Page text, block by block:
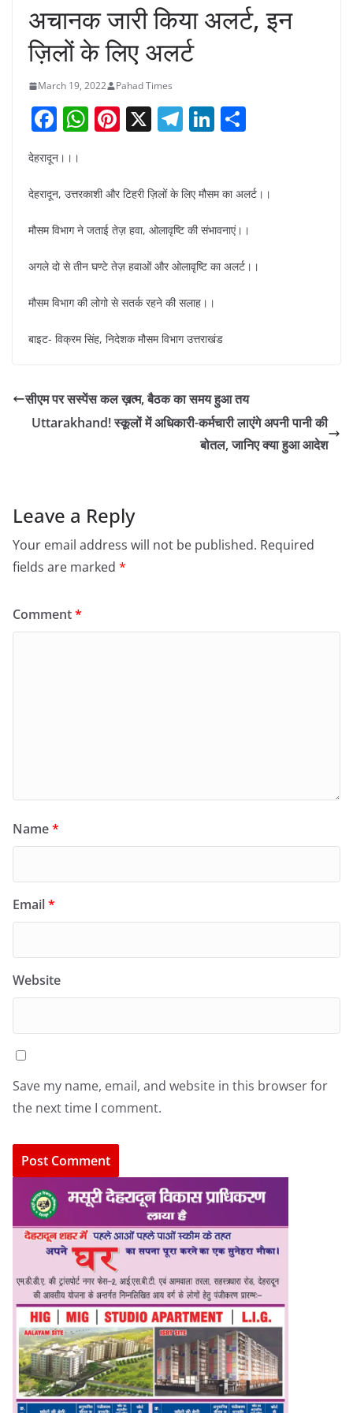
अचानक जारी किया अलर्ट, इन
ज़िलों के लिए अलर्ट
March 19, 2022 Pahad Times
F
c
e
b
o
o
k
W
s
A
p
p
Pi
e
st
X T
gr
a
m
Li
e
dI
n
e
देहरादून।।।
देहरादून, उत्तरकाशी और टिहरी ज़िलों के लिए मौसम का अलर्ट।।
मौसम विभाग ने जताई तेज़ हवा, ओलावृष्टि की संभावनाएं।।
अगले दो से तीन घण्टे तेज़ हवाओं और ओलावृष्टि का अलर्ट।।
मौसम विभाग की लोगो से सतर्क रहने की सलाह।।
बाइट- विक्रम सिंह, निदेशक मौसम विभाग उत्तराखंड
सीएम पर सस्पेंस कल ख़त्म, बैठक का समय हुआ तय
Uttarakhand! स्कूलों में अधिकारी-कर्मचारी लाएंगे अपनी पानी की
बोतल, जानिए क्या हुआ आदेश
Leave a Reply
Your email address will not be published. Required
fields are marked *
Comment*
Name*
Email*
Website
Save my name, email, and website in this browser for
the next time I comment.